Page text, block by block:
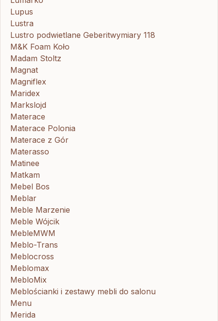
Lupus
Lustra
Lustro podwietlane Geberitwymiary 118
M&K Foam Koło
Madam Stoltz
Magnat
Magniflex
Maridex
Markslojd
Materace
Materace Polonia
Materace z Gór
Materasso
Matinee
Matkam
Mebel Bos
Meblar
Meble Marzenie
Meble Wójcik
MebleMWM
Meblo-Trans
Meblocross
Meblomax
MebloMix
Meblościanki i zestawy mebli do salonu
Menu
Merida